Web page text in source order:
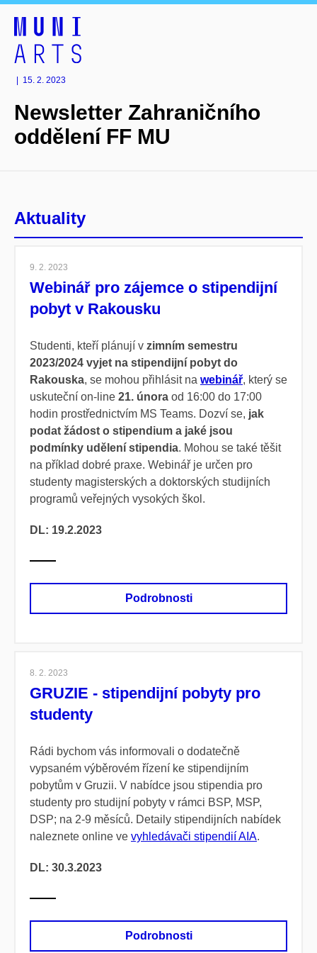
15. 2. 2023
Newsletter Zahraničního
oddělení FF MU
Aktuality
9. 2. 2023
Webinář pro zájemce o stipendijní
pobyt v Rakousku
Studenti, kteří plánují v zimním semestru
2023/2024 vyjet na stipendijní pobyt do
Rakouska, se mohou přihlásit na webinář, který se
uskuteční on-line 21. února od 16:00 do 17:00
hodin prostřednictvím MS Teams. Dozví se, jak
podat žádost o stipendium a jaké jsou
podmínky udělení stipendia. Mohou se také těšit
na příklad dobré praxe. Webinář je určen pro
studenty magisterských a doktorských studijních
programů veřejných vysokých škol.
DL: 19.2.2023
Podrobnosti
8. 2. 2023
GRUZIE - stipendijní pobyty pro
studenty
Rádi bychom vás informovali o dodatečně
vypsaném výběrovém řízení ke stipendijním
pobytům v Gruzii. V nabídce jsou stipendia pro
studenty pro studijní pobyty v rámci BSP, MSP,
DSP; na 2-9 měsíců. Detaily stipendijních nabídek
naleznete online ve vyhledávači stipendií AIA.
DL: 30.3.2023
Podrobnosti